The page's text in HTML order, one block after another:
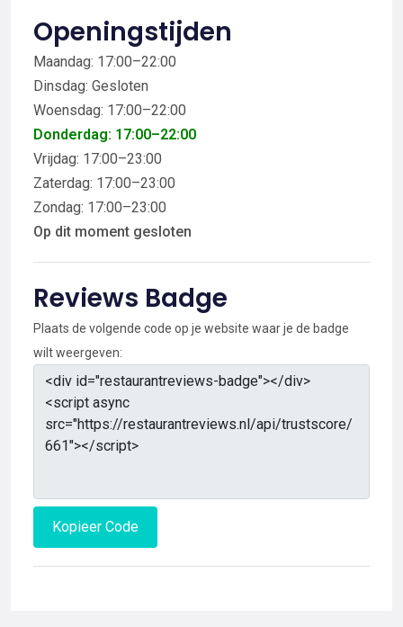
Openingstijden
Maandag: 17:00–22:00
Dinsdag: Gesloten
Woensdag: 17:00–22:00
Donderdag: 17:00–22:00
Vrijdag: 17:00–23:00
Zaterdag: 17:00–23:00
Zondag: 17:00–23:00
Op dit moment gesloten
Reviews Badge
Plaats de volgende code op je website waar je de badge
wilt weergeven:
Kopieer Code